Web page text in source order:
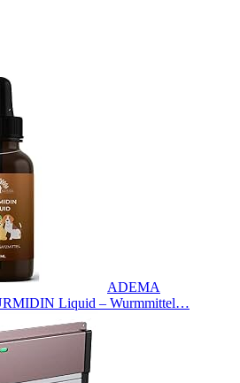
ADEMA
Liquid – Wurmmittel…